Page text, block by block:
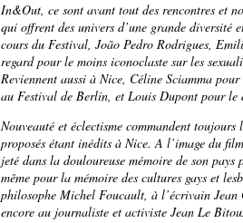
In&Out, ce sont avant tout des rencontres et
qui offrent des univers d’une grande diversité
cours du Festival, João Pedro Rodrigues,
regard pour le moins iconoclaste sur les
Reviennent aussi à Nice, Céline Sciamma
au Festival de Berlin, et Louis Dupont pour
Nouveauté et éclectisme commandent
proposés étant inédits à Nice. A l’image du
jeté dans la douloureuse mémoire de son
même pour la mémoire des cultures gays et
philosophe Michel Foucault, à l’écrivain Jean
encore au journaliste et activiste Jean Le